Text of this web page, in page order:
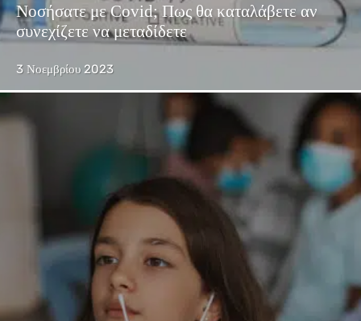
Νοσήσατε με Covid; Πως θα καταλάβετε αν
συνεχίζετε να μεταδίδετε
3 Νοεμβρίου 2023